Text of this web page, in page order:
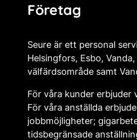
Företag
Seure är ett personal
Helsingfors, Esbo,
välfärdsområde samt
För våra kunder erbjuder
För våra anställda
jobbmöjligheter;
tidsbegränsade